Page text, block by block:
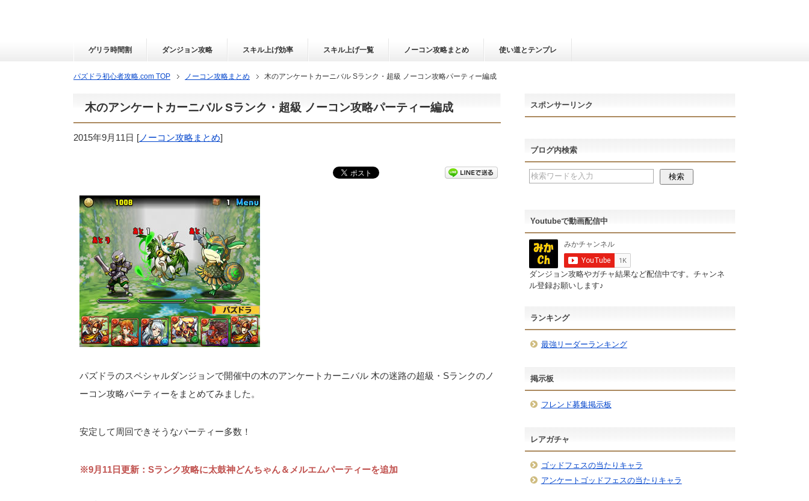
ゲリラ時間割 ダンジョン攻略 スキル上げ効率 スキル上げ一覧 ノーコン攻略まとめ 使い道とテンプレ
パズドラ初心者攻略.com TOP ノーコン攻略まとめ 木のアンケートカーニバル Sランク・超級 ノーコン攻略パーティー編成
木のアンケートカーニバル Sランク・超級 ノーコン攻略パーティー編成
2015年9月11日 [ノーコン攻略まとめ]
パズドラのスペシャルダンジョンで開催中の木のアンケートカーニバル 木の迷路の超級・Sランクのノ
ーコン攻略パーティーをまとめてみました。
安定して周回できそうなパーティー多数！
※9月11日更新：Sランク攻略に太鼓神どんちゃん＆メルエムパーティーを追加
スポンサーリンク
ブログ内検索
Youtubeで動画配信中
ダンジョン攻略やガチャ結果など配信中です。チャンネ
ル登録お願いします♪
ランキング
最強リーダーランキング
掲示板
フレンド募集掲示板
レアガチャ
ゴッドフェスの当たりキャラ
アンケートゴッドフェスの当たりキャラ